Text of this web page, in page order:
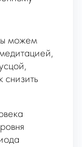
можем
снизить